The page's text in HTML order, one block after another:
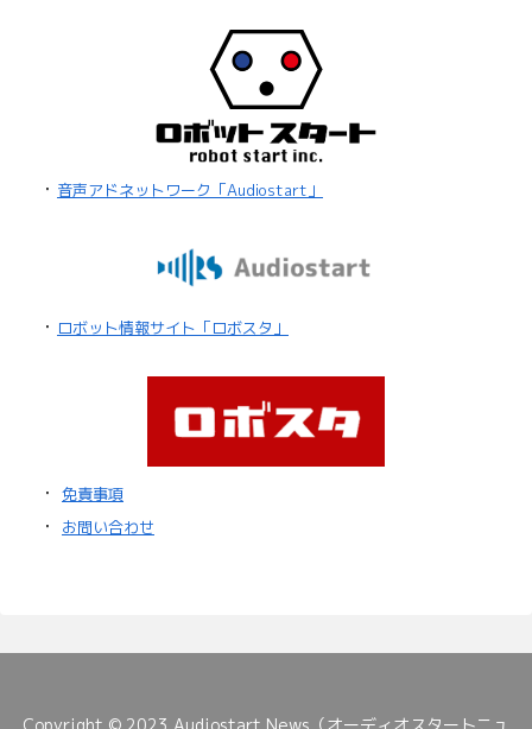
・ 音声アドネットワーク「Audiostart」
・ ロボット情報サイト「ロボスタ」
・ 免責事項
・ お問い合わせ